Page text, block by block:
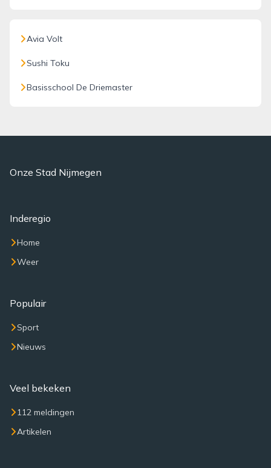
Avia Volt
Sushi Toku
Basisschool De Driemaster
Onze Stad Nijmegen
Inderegio
Home
Weer
Populair
Sport
Nieuws
Veel bekeken
112 meldingen
Artikelen